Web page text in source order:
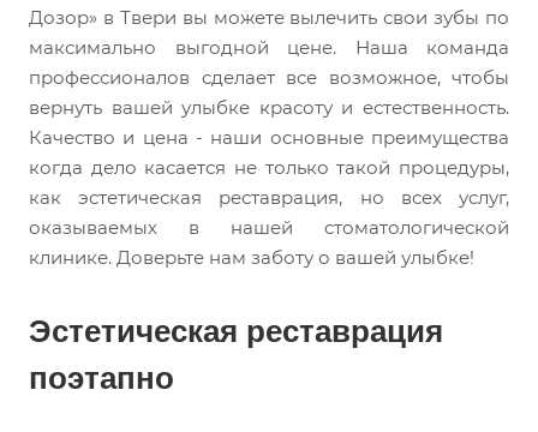
Дозор» в Твери вы можете вылечить свои зубы по
максимально выгодной цене. Наша команда
профессионалов сделает все возможное, чтобы
вернуть вашей улыбке красоту и естественность.
Качество и цена - наши основные преимущества
когда дело касается не только такой процедуры,
как эстетическая реставрация, но всех услуг,
оказываемых в нашей стоматологической
клинике. Доверьте нам заботу о вашей улыбке!
Эстетическая реставрация
поэтапно